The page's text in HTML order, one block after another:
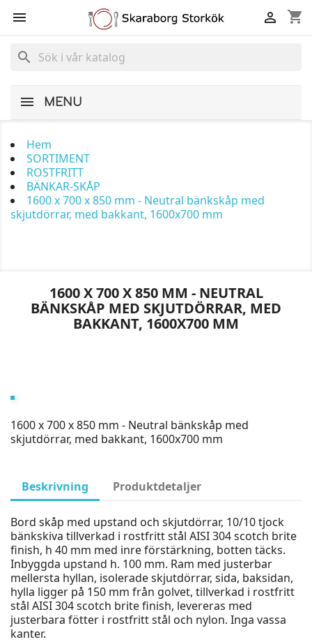
 shopping_cart

search
MENU
Hem
SORTIMENT
ROSTFRITT
BÄNKAR-SKÅP
1600 x 700 x 850 mm - Neutral bänkskåp med
skjutdörrar, med bakkant, 1600x700 mm
1600 X 700 X 850 MM - NEUTRAL
BÄNKSKÅP MED SKJUTDÖRRAR, MED
BAKKANT, 1600X700 MM
1600 x 700 x 850 mm - Neutral bänkskåp med
skjutdörrar, med bakkant, 1600x700 mm
Beskrivning Produktdetaljer
Bord skåp med upstand och skjutdörrar, 10/10 tjock
bänkskiva tillverkad i rostfritt stål AISI 304 scotch brite
finish, h 40 mm med inre förstärkning, botten täcks.
Inbyggda upstand h. 100 mm. Ram med justerbar
mellersta hyllan, isolerade skjutdörrar, sida, baksidan,
hylla ligger på 150 mm från golvet, tillverkad i rostfritt
stål AISI 304 scotch brite finish, levereras med
justerbara fötter i rostfritt stål och nylon. Inga vassa
kanter.